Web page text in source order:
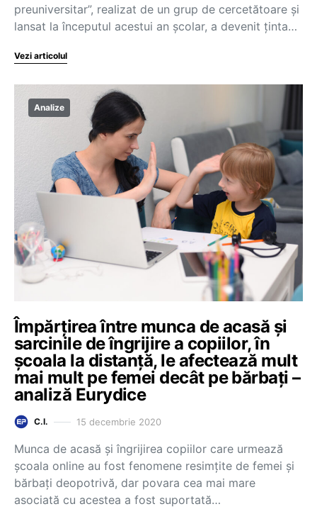
preuniversitar”, realizat de un grup de cercetătoare și
lansat la începutul acestui an școlar, a devenit ținta…
Vezi articolul
Analize
Împărțirea între munca de acasă și
sarcinile de îngrijire a copiilor, în
școala la distanță, le afectează mult
mai mult pe femei decât pe bărbați –
analiză Eurydice
C.I. 15 decembrie 2020
Munca de acasă și îngrijirea copiilor care urmează
școala online au fost fenomene resimțite de femei și
bărbați deopotrivă, dar povara cea mai mare
asociată cu acestea a fost suportată…